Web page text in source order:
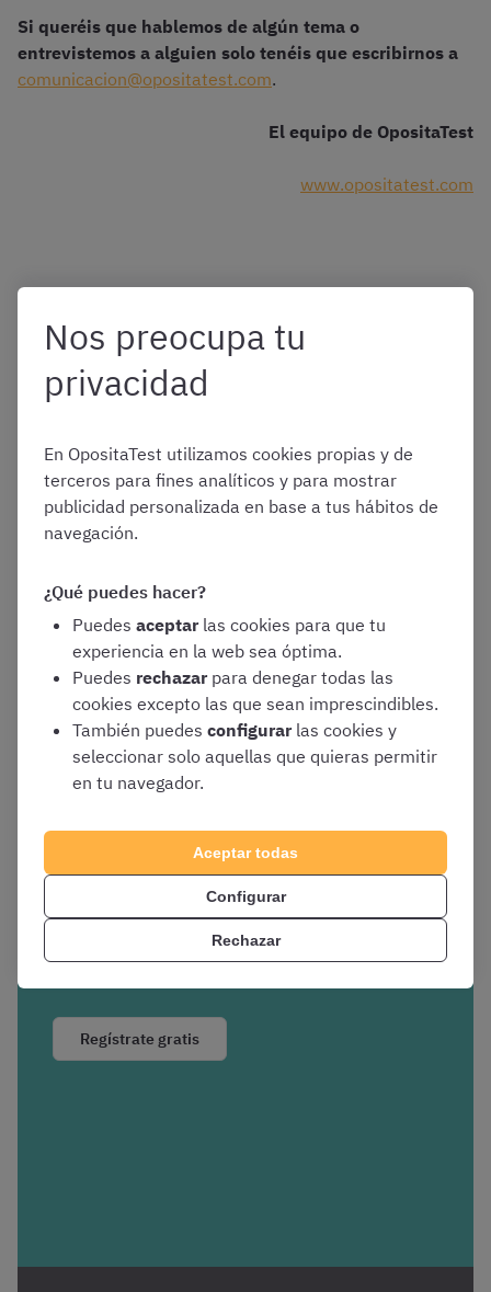
Si queréis que hablemos de algún tema o
entrevistemos a alguien solo tenéis que escribirnos a
comunicacion@opositatest.com.
El equipo de OpositaTest
www.opositatest.com
Conoce nuestra
plataforma
Regístrate gratis
Nos preocupa tu
privacidad
En OpositaTest utilizamos cookies propias y de
terceros para fines analíticos y para mostrar
publicidad personalizada en base a tus hábitos de
navegación.
¿Qué puedes hacer?
Puedes aceptar las cookies para que tu
experiencia en la web sea óptima.
Puedes rechazar para denegar todas las
cookies excepto las que sean imprescindibles.
También puedes configurar las cookies y
seleccionar solo aquellas que quieras permitir
en tu navegador.
Aceptar todas
Configurar
Rechazar